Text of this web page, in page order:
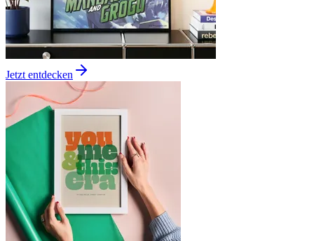
Jetzt entdecken